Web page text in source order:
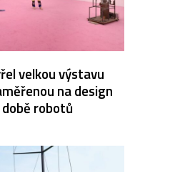
velkou výstavu
na design
robotů